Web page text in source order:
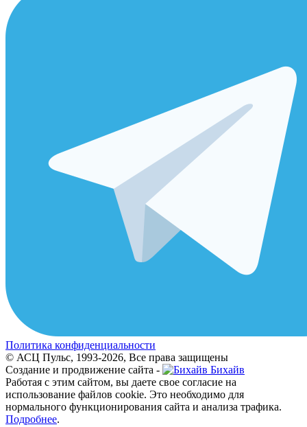
Политика конфиденциальности
© АСЦ Пульс, 1993-2026, Все права защищены
Создание и продвижение сайта -
Бихайв
Работая с этим сайтом, вы даете свое согласие на
использование файлов cookie. Это необходимо для
нормального функционирования сайта и анализа трафика.
Подробнее.